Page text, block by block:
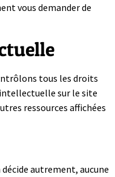
vous demander de
tous les droits
sur le site
ressources affichées
décide autrement, aucune